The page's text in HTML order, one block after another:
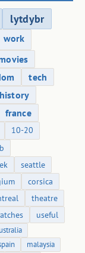
lytdybr
work
tech
history
france
10-20
seattle
corsica
theatre
useful
malaysia